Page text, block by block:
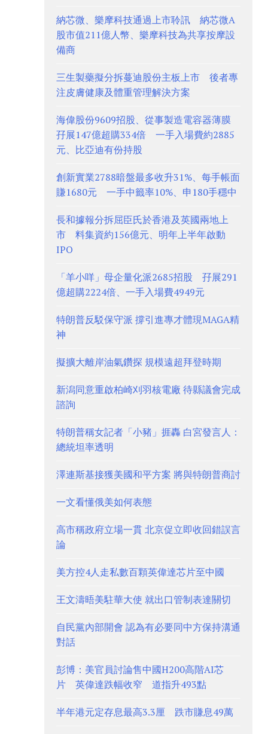
納芯微、樂摩科技通過上市聆訊 納芯微A
股市值211億人幣、樂摩科技為共享按摩設
備商
三生製藥擬分拆蔓迪股份主板上市 後者專
注皮膚健康及體重管理解決方案
海偉股份9609招股、從事製造電容器薄膜
孖展147億超購334倍 一手入場費約2885
元、比亞迪有份持股
創新實業2788暗盤最多收升31%、每手帳面
賺1680元 一手中籤率10%、申180手穩中
長和據報分拆屈臣氏於香港及英國兩地上
市 料集資約156億元、明年上半年啟動
IPO
「羊小咩」母企量化派2685招股 孖展291
億超購2224倍、一手入場費4949元
特朗普反駁保守派 撐引進專才體現MAGA精
神
擬擴大離岸油氣鑽探 規模遠超拜登時期
新潟同意重啟柏崎刈羽核電廠 待縣議會完成
諮詢
特朗普稱女記者「小豬」捱轟 白宮發言人：
總統坦率透明
澤連斯基接獲美國和平方案 將與特朗普商討
一文看懂俄美如何表態
高市稱政府立場一貫 北京促立即收回錯誤言
論
美方控4人走私數百顆英偉達芯片至中國
王文濤晤美駐華大使 就出口管制表達關切
自民黨內部開會 認為有必要同中方保持溝通
對話
彭博：美官員討論售中國H200高階AI芯
片 英偉達跌幅收窄 道指升493點
半年港元定存息最高3.3厘 跌市賺息49萬